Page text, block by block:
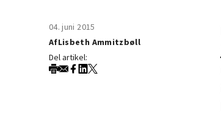
04. juni 2015
AfLisbeth Ammitzbøll
Del artikel: